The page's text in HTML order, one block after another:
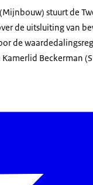
stuurt de
de uitsluiting van
de
Beckerman